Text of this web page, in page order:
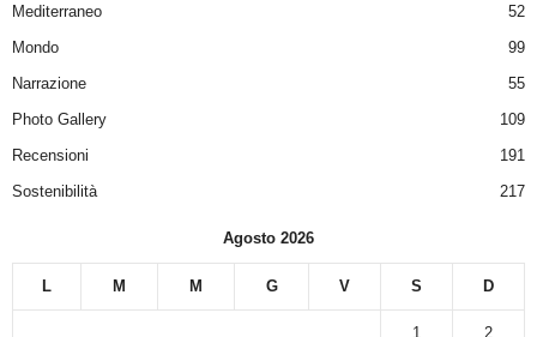
Mediterraneo
52
Mondo
99
Narrazione
55
Photo Gallery
109
Recensioni
191
Sostenibilità
217
Agosto 2026
L M M G V S D
1 2